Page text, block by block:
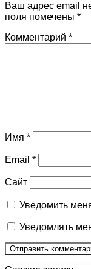
Ваш адрес email
поля помечены *
Комментарий *
Имя *
Email *
Сайт
Уведомить
Уведомлять